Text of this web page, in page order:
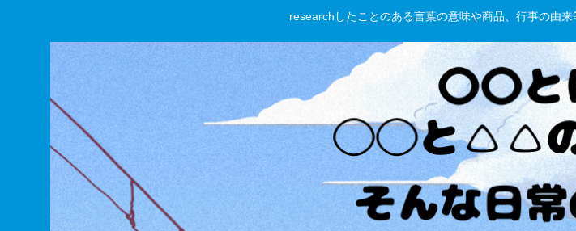
researchしたことのある言葉の意味や商品、行事の由